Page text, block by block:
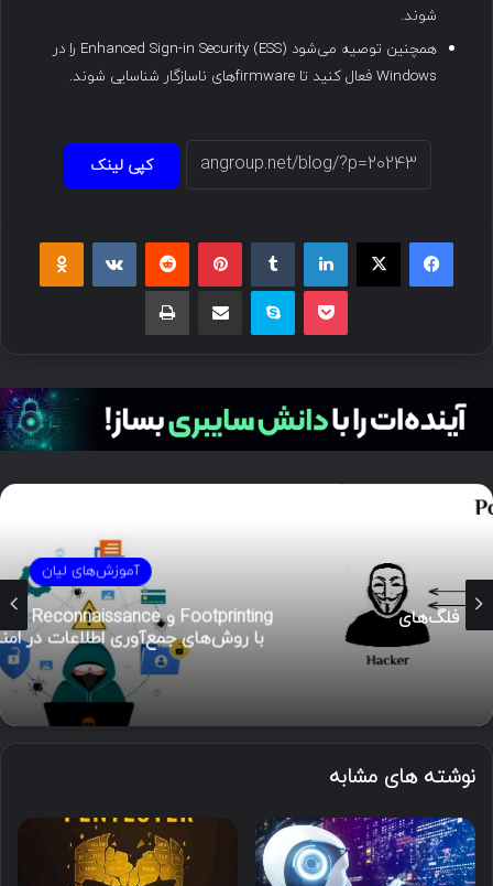
شوند.
همچنین توصیه می‌شود Enhanced Sign-in Security (ESS) را در
Windows فعال کنید تا firmwareهای ناسازگار شناسایی شوند.
کپی لینک
فیسبوک ایکس لینکداین پینتریست
پاکت اسکایپ چاپ
Footprinting و Reconnaissance چیست؟ آشنایی
با روش‌های جمع‌آوری اطلاعات در امنیت سایبری
نوشته های مشابه